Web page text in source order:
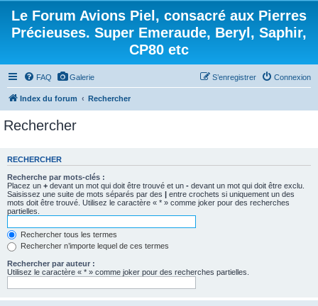
Le Forum Avions Piel, consacré aux Pierres
Précieuses. Super Emeraude, Beryl, Saphir,
CP80 etc
FAQ Galerie Connexion
S’enregistrer
Index du forum Rechercher
Rechercher
RECHERCHER
Recherche par mots-clés :
Placez un + devant un mot qui doit être trouvé et un - devant un mot qui doit être exclu.
Saisissez une suite de mots séparés par des | entre crochets si uniquement un des
mots doit être trouvé. Utilisez le caractère « * » comme joker pour des recherches
partielles.
Rechercher tous les termes
Rechercher n’importe lequel de ces termes
Rechercher par auteur :
Utilisez le caractère « * » comme joker pour des recherches partielles.